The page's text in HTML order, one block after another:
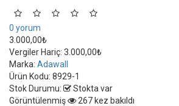
0 yorum
3.000,00₺
Vergiler Hariç: 3.000,00₺
Marka: Adawall
Ürün Kodu: 8929-1
Stok Durumu:
Stokta var
Görüntülenmiş
267 kez bakıldı